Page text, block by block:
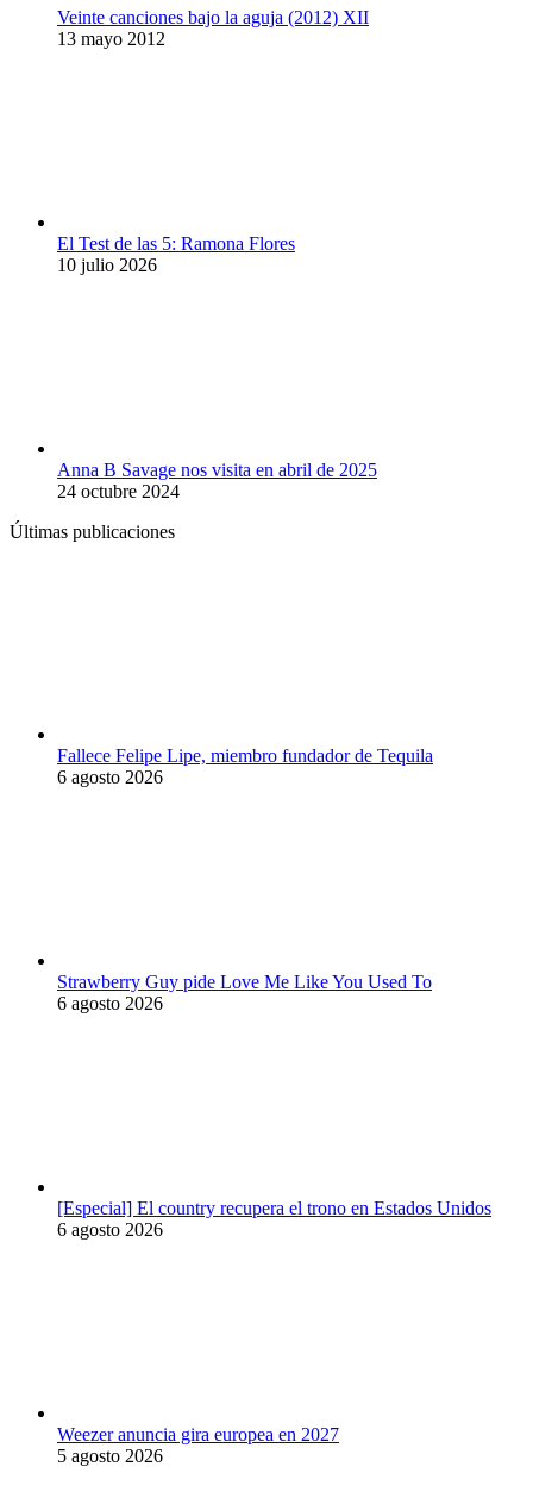
Veinte canciones bajo la aguja (2012) XII
13 mayo 2012
El Test de las 5: Ramona Flores
10 julio 2026
Anna B Savage nos visita en abril de 2025
24 octubre 2024
Últimas publicaciones
Fallece Felipe Lipe, miembro fundador de Tequila
6 agosto 2026
Strawberry Guy pide Love Me Like You Used To
6 agosto 2026
[Especial] El country recupera el trono en Estados Unidos
6 agosto 2026
Weezer anuncia gira europea en 2027
5 agosto 2026